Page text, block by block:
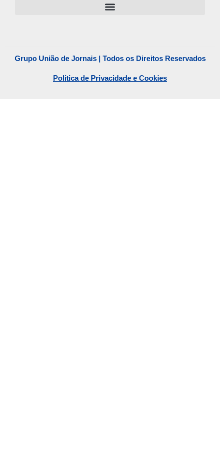
Grupo União de Jornais | Todos os Direitos Reservados
Política de Privacidade e Cookies